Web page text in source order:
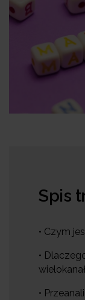
Spis
• Czym
•
•